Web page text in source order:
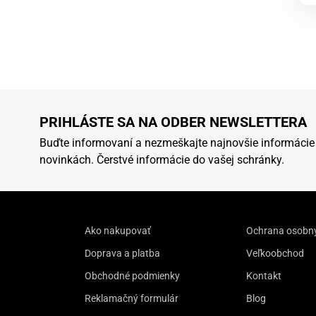
PRIHLÁSTE SA NA ODBER NEWSLETTERA
Buďte informovaní a nezmeškajte najnovšie
novinkách. Čerstvé informácie do vašej schránky.
Ako nakupovať
Doprava a platba
Obchodné podmienky
Reklamačný formulár
Ochrana
Veľkoobchod
Kontakt
Blog